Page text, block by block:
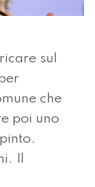
sul
che
poi uno
Il